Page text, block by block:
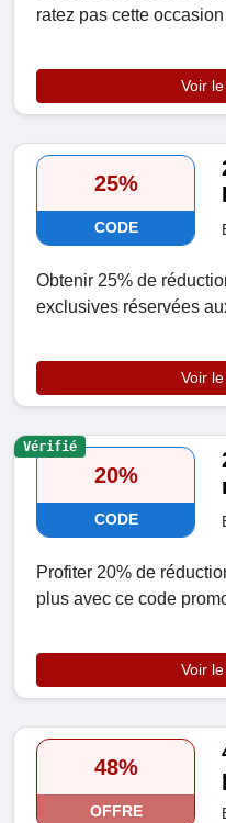
ratez pas cette occasion
Voir
25%
CODE
Obtenir 25% de
exclusives réservées
Voir
20%
CODE
Profiter 20% de
plus avec ce code
Voir
Vérifié
48%
OFFRE